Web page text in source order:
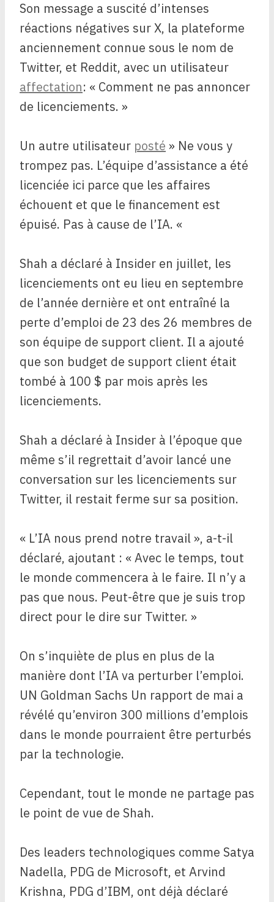
Son message a suscité d’intenses
réactions négatives sur X, la plateforme
anciennement connue sous le nom de
Twitter, et Reddit, avec un utilisateur
affectation: « Comment ne pas annoncer
de licenciements. »
Un autre utilisateur posté » Ne vous y
trompez pas. L’équipe d’assistance a été
licenciée ici parce que les affaires
échouent et que le financement est
épuisé. Pas à cause de l’IA. «
Shah a déclaré à Insider en juillet, les
licenciements ont eu lieu en septembre
de l’année dernière et ont entraîné la
perte d’emploi de 23 des 26 membres de
son équipe de support client. Il a ajouté
que son budget de support client était
tombé à 100 $ par mois après les
licenciements.
Shah a déclaré à Insider à l’époque que
même s’il regrettait d’avoir lancé une
conversation sur les licenciements sur
Twitter, il restait ferme sur sa position.
« L’IA nous prend notre travail », a-t-il
déclaré, ajoutant : « Avec le temps, tout
le monde commencera à le faire. Il n’y a
pas que nous. Peut-être que je suis trop
direct pour le dire sur Twitter. »
On s’inquiète de plus en plus de la
manière dont l’IA va perturber l’emploi.
UN Goldman Sachs Un rapport de mai a
révélé qu’environ 300 millions d’emplois
dans le monde pourraient être perturbés
par la technologie.
Cependant, tout le monde ne partage pas
le point de vue de Shah.
Des leaders technologiques comme Satya
Nadella, PDG de Microsoft, et Arvind
Krishna, PDG d’IBM, ont déjà déclaré